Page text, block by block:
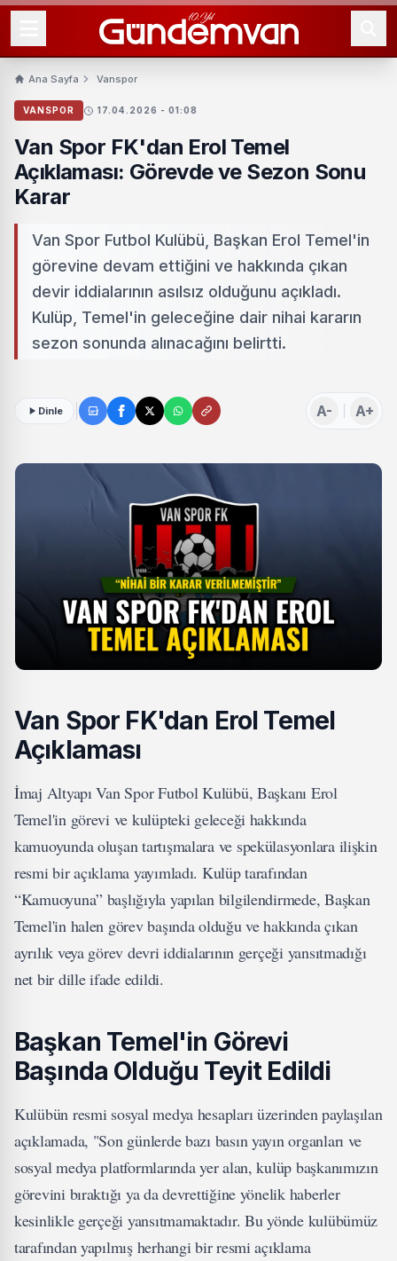
Ana Sayfa Vanspor
VANSPOR 17.04.2026 - 01:08
Van Spor FK'dan Erol Temel
Açıklaması: Görevde ve Sezon Sonu
Karar
Van Spor Futbol Kulübü, Başkan Erol Temel'in
görevine devam ettiğini ve hakkında çıkan
devir iddialarının asılsız olduğunu açıkladı.
Kulüp, Temel'in geleceğine dair nihai kararın
sezon sonunda alınacağını belirtti.
Dinle A- A+
Van Spor FK'dan Erol Temel
Açıklaması
İmaj Altyapı Van Spor Futbol Kulübü, Başkanı Erol
Temel'in görevi ve kulüpteki geleceği hakkında
kamuoyunda oluşan tartışmalara ve spekülasyonlara ilişkin
resmi bir açıklama yayımladı. Kulüp tarafından
“Kamuoyuna” başlığıyla yapılan bilgilendirmede, Başkan
Temel'in halen görev başında olduğu ve hakkında çıkan
ayrılık veya görev devri iddialarının gerçeği yansıtmadığı
net bir dille ifade edildi.
Başkan Temel'in Görevi
Başında Olduğu Teyit Edildi
Kulübün resmi sosyal medya hesapları üzerinden paylaşılan
açıklamada, "Son günlerde bazı basın yayın organları ve
sosyal medya platformlarında yer alan, kulüp başkanımızın
görevini bıraktığı ya da devrettiğine yönelik haberler
kesinlikle gerçeği yansıtmamaktadır. Bu yönde kulübümüz
tarafından yapılmış herhangi bir resmi açıklama